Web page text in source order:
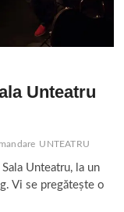
Unteatru
UNTEATRU
Unteatru, la un
Vi se pregătește o